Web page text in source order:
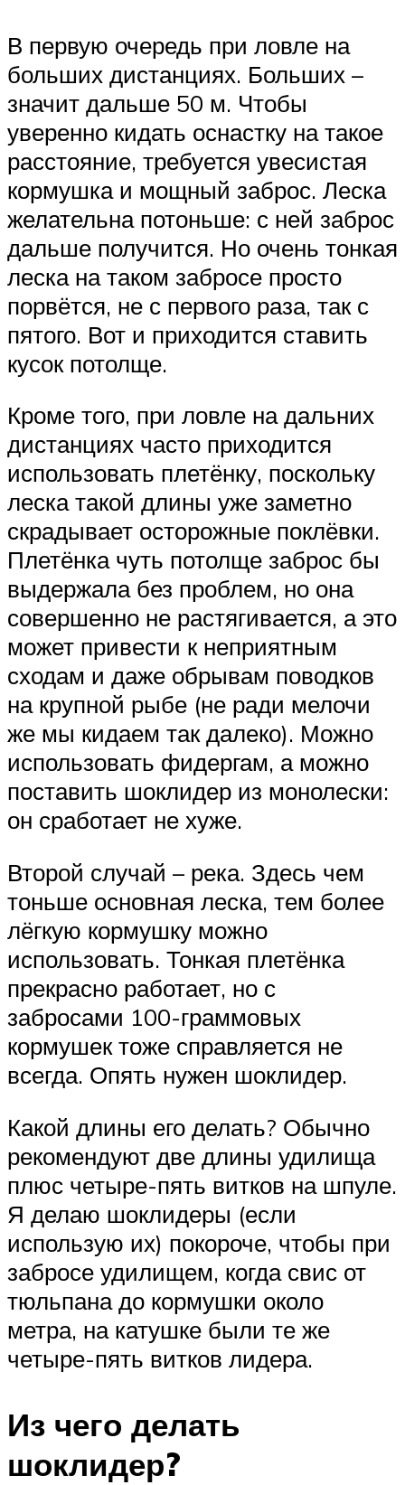
В первую очередь при ловле на
больших дистанциях. Больших –
значит дальше 50 м. Чтобы
уверенно кидать оснастку на такое
расстояние, требуется увесистая
кормушка и мощный заброс. Леска
желательна потоньше: с ней заброс
дальше получится. Но очень тонкая
леска на таком забросе просто
порвётся, не с первого раза, так с
пятого. Вот и приходится ставить
кусок потолще.
Кроме того, при ловле на дальних
дистанциях часто приходится
использовать плетёнку, поскольку
леска такой длины уже заметно
скрадывает осторожные поклёвки.
Плетёнка чуть потолще заброс бы
выдержала без проблем, но она
совершенно не растягивается, а это
может привести к неприятным
сходам и даже обрывам поводков
на крупной рыбе (не ради мелочи
же мы кидаем так далеко). Можно
использовать фидергам, а можно
поставить шоклидер из монолески:
он сработает не хуже.
Второй случай – река. Здесь чем
тоньше основная леска, тем более
лёгкую кормушку можно
использовать. Тонкая плетёнка
прекрасно работает, но с
забросами 100-граммовых
кормушек тоже справляется не
всегда. Опять нужен шоклидер.
Какой длины его делать? Обычно
рекомендуют две длины удилища
плюс четыре-пять витков на шпуле.
Я делаю шоклидеры (если
использую их) покороче, чтобы при
забросе удилищем, когда свис от
тюльпана до кормушки около
метра, на катушке были те же
четыре-пять витков лидера.
Из чего делать
шоклидер?